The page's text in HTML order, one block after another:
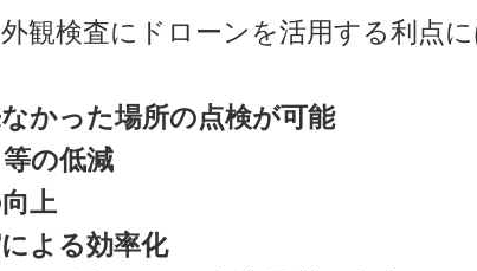
観検査にドローンを活用する利点
かった場所の点検が可能
の低減
上
よる効率化